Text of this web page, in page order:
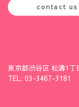
contact us
東京都渋谷区 松濤1丁
TEL: 03-3467-3181